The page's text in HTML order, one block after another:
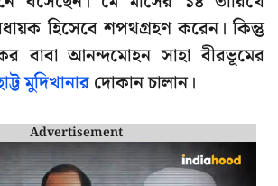
হিসেবে শপথগ্রহণ করেন। কিন্তু
বাবা আনন্দমোহন সাহা বীরভূমের
মুদিখানারদোকান চালান।
Advertisement